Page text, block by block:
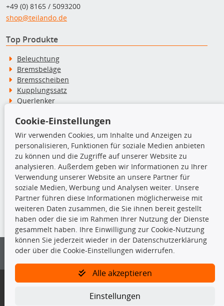
+49 (0) 8165 / 5093200
shop@teilando.de
Top Produkte
Beleuchtung
Bremsbeläge
Bremsscheiben
Kupplungssatz
Querlenker
Stoßdämpfer
TecDoc Inside
Die hier angezeigten Daten insbesondere die gesamte Datenbank dürfen
nicht kopiert werden.
Es ist zu unterlassen, die Daten oder die gesamte Datenbank ohne
vorherige Zustimmung von TecDoc zu vervielfältigen, zu verbreiten
und/oder diese Handlungen durch Dritte ausführen zu lassen. Ein
Bitte prüfen Sie, ob das über unseren Onlineshop identifizierte Ersatzteil
Gegebenenfalls sind ergänzende Informationen notwendig, um
Cookie-Einstellungen
Wir verwenden Cookies, um Inhalte und Anzeigen zu
personalisieren, Funktionen für soziale Medien anbieten
zu können und die Zugriffe auf unserer Website zu
analysieren. Außerdem geben wir Informationen zu Ihrer
Verwendung unserer Website an unsere Partner für
soziale Medien, Werbung und Analysen weiter. Unsere
Partner führen diese Informationen möglicherweise mit
weiteren Daten zusammen, die Sie ihnen bereit gestellt
haben oder die sie im Rahmen Ihrer Nutzung der Dienste
gesammelt haben. Ihre Einwilligung zur Cookie-Nutzung
können Sie jederzeit wieder in der Datenschutzerklärung
oder über die Cookie-Einstellungen widerrufen.
Alle akzeptieren
Einstellungen